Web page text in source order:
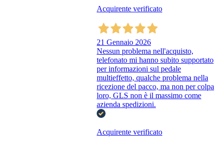
Acquirente verificato
21 Gennaio 2026
Nessun problema nell'acquisto,
telefonato mi hanno subito supportato
per informazioni sul pedale
multieffetto, qualche problema nella
ricezione del pacco, ma non per colpa
loro, GLS non è il massimo come
azienda spedizioni.
Acquirente verificato